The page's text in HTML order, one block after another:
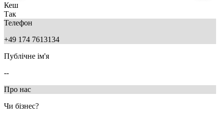
Кеш
Так
Телефон
+49 174 7613134
Публічне ім'я
--
Про нас
Чи бізнес?